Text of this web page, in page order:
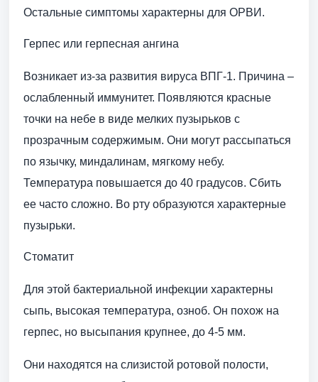
Остальные симптомы характерны для ОРВИ.
Герпес или герпесная ангина
Возникает из-за развития вируса ВПГ-1. Причина –
ослабленный иммунитет. Появляются красные
точки на небе в виде мелких пузырьков с
прозрачным содержимым. Они могут рассыпаться
по язычку, миндалинам, мягкому небу.
Температура повышается до 40 градусов. Сбить
ее часто сложно. Во рту образуются характерные
пузырьки.
Стоматит
Для этой бактериальной инфекции характерны
сыпь, высокая температура, озноб. Он похож на
герпес, но высыпания крупнее, до 4-5 мм.
Они находятся на слизистой ротовой полости,